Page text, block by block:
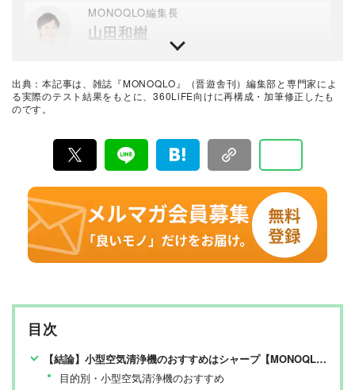
庫や洗濯機など、大型家電のレビューも行っている。レ
ビュー歴10年以上。
MONOQLO編集長
山田和樹
1993年生まれ。2016年に新卒で晋遊舎に入社し、雑誌
就任。9年以上の編集人生であらゆるジャンルのモノをテ
ストしてきたが、デジタルガジェット、アウトドアグッ
ズ、マネーが得意。テストのためなら大学研究所から中
最新の良いモノおすすめベストバイ
『MONOQLO（モノクロ）』は2009年3月19日に創刊、
毎月19日に発行されている「広告なし」のモノ批評雑誌
& おすすめ情報メディア。創刊以来、おもに男性向けの
生活用品や家具、ガジェット、食品などを各分野の専門
家にも協力を仰ぎ、編集部と社内の検証機関が実際に比
較・検証・評価してきました。テストで見つけた「本当
に良いモノ」だけを厳選して紹介。編集長・山田和樹を
中心に、11名以上の編集体制で日々の検証・記事制作を
行っています。
出典：本記事は、雑誌『MONOQLO』（晋遊舎刊）編集部と専門家によ
る実際のテスト結果をもとに、360LiFE向けに再構成・加筆修正したも
のです。
目次
【結論】小型空気清浄機のおすすめはシャープ【MONOQLOが検証】
目的別・小型空気清浄機のおすすめ